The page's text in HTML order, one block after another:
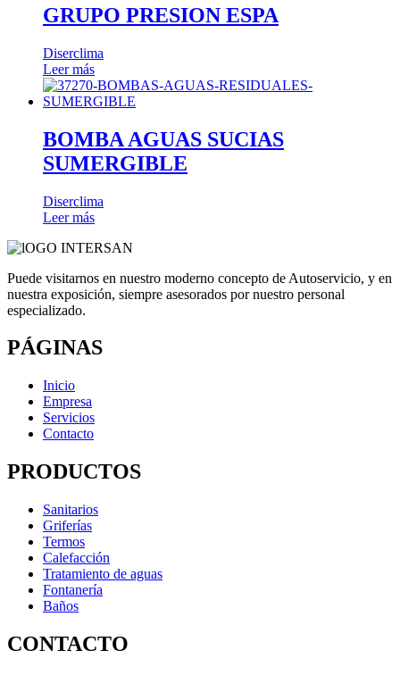
GRUPO PRESION ESPA
Diserclima
Leer más
BOMBA AGUAS SUCIAS
SUMERGIBLE
Diserclima
Leer más
Puede visitarnos en nuestro moderno concepto de Autoservicio, y en
nuestra exposición, siempre asesorados por nuestro personal
especializado.
PÁGINAS
Inicio
Empresa
Servicios
Contacto
PRODUCTOS
Sanitarios
Griferías
Termos
Calefacción
Tratamiento de aguas
Fontanería
Baños
CONTACTO